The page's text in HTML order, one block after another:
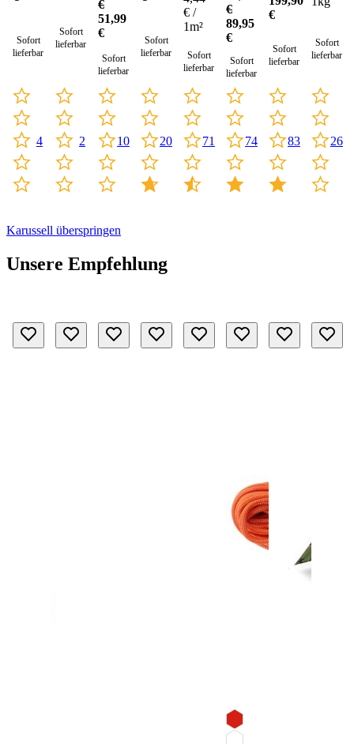
Sofort
lieferbar
4
Sofort
lieferbar
2
€
51,99
€
Sofort
lieferbar
10
Sofort
lieferbar
20
€ /
1m²
Sofort
lieferbar
71
€
89,95
€
Sofort
lieferbar
74
€
Sofort
lieferbar
83
Sofort
lieferbar
26
Karussell überspringen
Unsere Empfehlung